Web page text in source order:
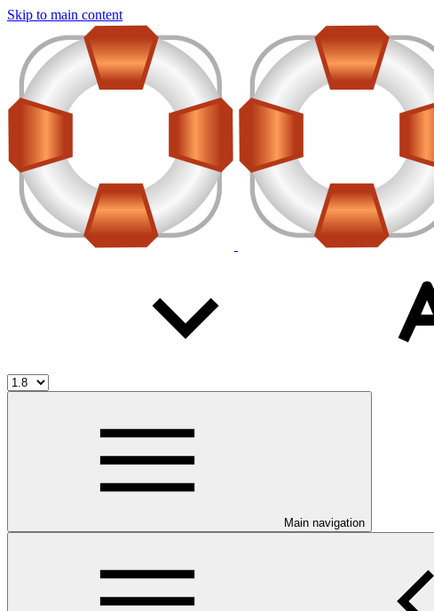
Skip to main content
Main navigation